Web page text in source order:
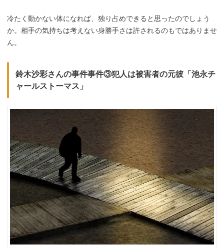
冷たく動かない体になれば、独り占めできると思ったのでしょう
か。相手の気持ちは考えない身勝手さは許されるのもではありませ
ん。
鈴木沙彩さんの事件事件③犯人は被害者の元彼「池永チ
ャールストーマス」